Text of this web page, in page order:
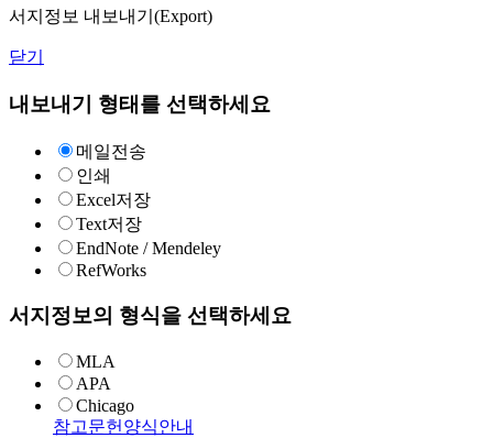
서지정보 내보내기(Export)
닫기
내보내기 형태를 선택하세요
메일전송
인쇄
Excel저장
Text저장
EndNote / Mendeley
RefWorks
서지정보의 형식을 선택하세요
MLA
APA
Chicago
참고문헌양식안내